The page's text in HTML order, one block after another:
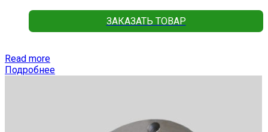
ЗАКАЗАТЬ ТОВАР
Read more
Подробнее